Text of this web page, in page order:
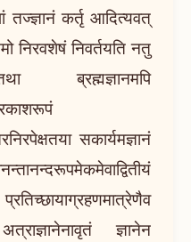
तज्ज्ञानं कर्तृ आदित्यवत्
निरवशेषं निवर्तयति नतु
ब्रह्मज्ञानमपि
सकार्यमज्ञानं
ज्ञानेन